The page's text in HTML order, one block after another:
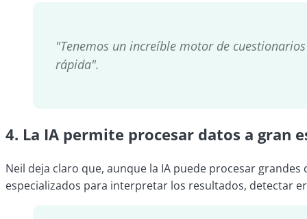
"Tenemos un increíble motor de
rápida".
4. La IA permite procesar datos a gran
Neil deja claro que, aunque la IA puede procesar
especializados para interpretar los resultados, detectar